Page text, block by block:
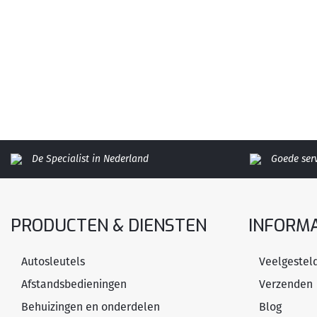
De Specialist in Nederland Goede
PRODUCTEN & DIENSTEN
Autosleutels
Afstandsbedieningen
Behuizingen en onderdelen
Verzenden
Blog